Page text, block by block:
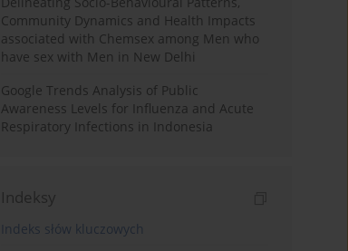
Community Dynamics and Health Impacts
associated with Chemsex among Men who
have sex with Men in New Delhi
Google Trends Analysis of Public
Awareness Levels for Influenza and Acute
Respiratory Infections in Indonesia
Indeksy
Indeks słów kluczowych